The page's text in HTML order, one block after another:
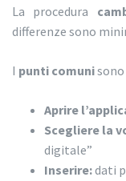
La procedura
differenze sono
I punti comuni
Aprire
Scegliere la
digitale”
Inserire:dati